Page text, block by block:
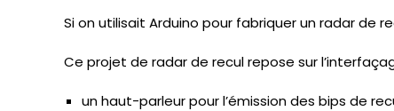
Si on utilisait Arduino pour fabriquer un radar de
Ce projet de radar de recul repose sur
un haut-parleur pour l’émission des bips de